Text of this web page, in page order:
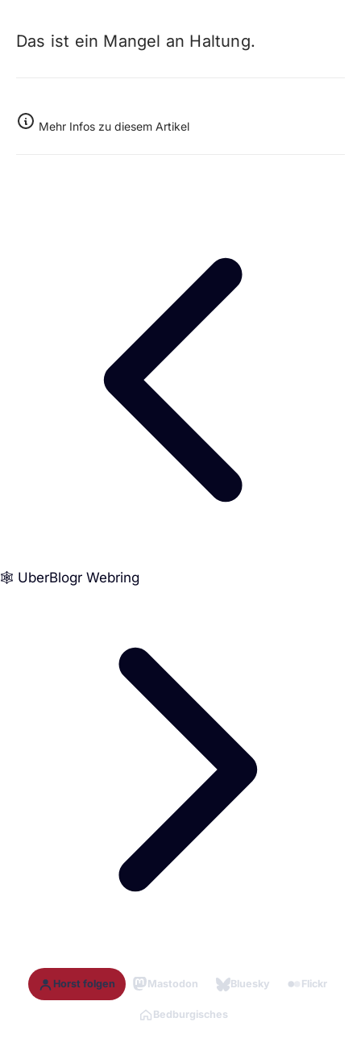
Das ist ein Mangel an Haltung.
Mehr Infos zu diesem Artikel
🕸️ UberBlogr Webring
Horst folgen Mastodon Bluesky Flickr
Bedburgisches